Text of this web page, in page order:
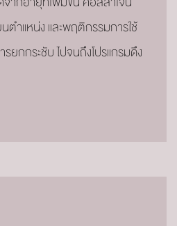
ตำแหน่ง และพฤติกรรมการใช้
ยกกระชับ ไปจนถึงโปรแกรมดึง